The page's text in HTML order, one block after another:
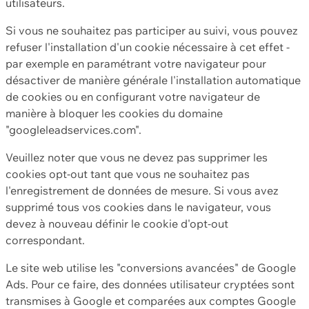
utilisateurs.
Si vous ne souhaitez pas participer au suivi, vous pouvez
refuser l'installation d'un cookie nécessaire à cet effet -
par exemple en paramétrant votre navigateur pour
désactiver de manière générale l'installation automatique
de cookies ou en configurant votre navigateur de
manière à bloquer les cookies du domaine
"googleleadservices.com".
Veuillez noter que vous ne devez pas supprimer les
cookies opt-out tant que vous ne souhaitez pas
l'enregistrement de données de mesure. Si vous avez
supprimé tous vos cookies dans le navigateur, vous
devez à nouveau définir le cookie d'opt-out
correspondant.
Le site web utilise les "conversions avancées" de Google
Ads. Pour ce faire, des données utilisateur cryptées sont
transmises à Google et comparées aux comptes Google